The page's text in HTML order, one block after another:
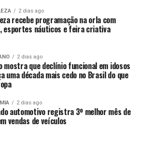
2 dias ago
recebe programação na orla com
esportes náuticos e feira criativa
2 dias ago
mostra que declínio funcional em idosos
uma década mais cedo no Brasil do que
2 dias ago
automotivo registra 3º melhor mês de
vendas de veículos